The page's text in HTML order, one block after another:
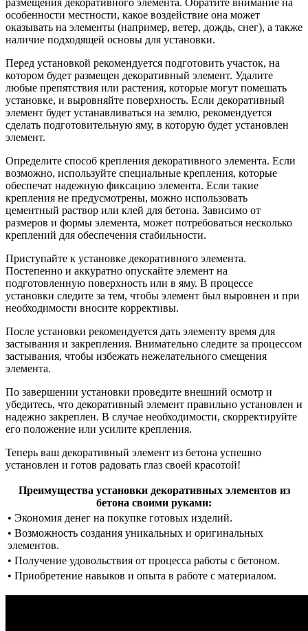
размещения декоративного элемента. Обратите внимание на
особенности местности, какое воздействие она может
оказывать на элементы (например, ветер, дождь, снег), а также
наличие подходящей основы для установки.
Перед установкой рекомендуется подготовить участок, на
котором будет размещен декоративный элемент. Удалите
любые препятствия или растения, которые могут помешать
установке, и выровняйте поверхность. Если декоративный
элемент будет устанавливаться на землю, рекомендуется
сделать подготовительную яму, в которую будет установлен
элемент.
Определите способ крепления декоративного элемента. Если
возможно, используйте специальные крепления, которые
обеспечат надежную фиксацию элемента. Если такие
крепления не предусмотрены, можно использовать
цементный раствор или клей для бетона. Зависимо от
размеров и формы элемента, может потребоваться несколько
креплений для обеспечения стабильности.
Приступайте к установке декоративного элемента.
Постепенно и аккуратно опускайте элемент на
подготовленную поверхность или в яму. В процессе
установки следите за тем, чтобы элемент был выровнен и при
необходимости вносите коррективы.
После установки рекомендуется дать элементу время для
застывания и закрепления. Внимательно следите за процессом
застывания, чтобы избежать нежелательного смещения
элемента.
По завершении установки проведите внешний осмотр и
убедитесь, что декоративный элемент правильно установлен и
надежно закреплен. В случае необходимости, скорректируйте
его положение или усилите крепления.
Теперь ваш декоративный элемент из бетона успешно
установлен и готов радовать глаз своей красотой!
Преимущества установки декоративных элементов из
бетона своими руками:
• Экономия денег на покупке готовых изделий.
• Возможность создания уникальных и оригинальных
элементов.
• Получение удовольствия от процесса работы с бетоном.
• Приобретение навыков и опыта в работе с материалом.